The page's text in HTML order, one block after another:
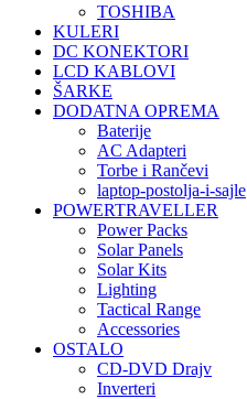
TOSHIBA
KULERI
DC KONEKTORI
LCD KABLOVI
ŠARKE
DODATNA OPREMA
Baterije
AC Adapteri
Torbe i Rančevi
laptop-postolja-i-sajle
POWERTRAVELLER
Power Packs
Solar Panels
Solar Kits
Lighting
Tactical Range
Accessories
OSTALO
CD-DVD Drajv
Inverteri